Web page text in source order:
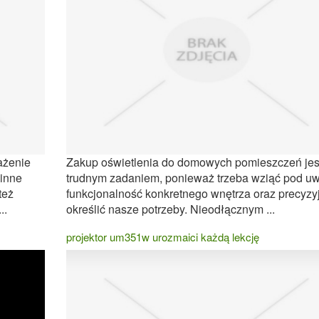
Zakup oświetlenia do domowych pomieszczeń
trudnym zadaniem, ponieważ trzeba wziąć pod
funkcjonalność konkretnego wnętrza oraz
określić nasze potrzeby. Nieodłącznym ...
projektor um351w urozmaici każdą lekcję